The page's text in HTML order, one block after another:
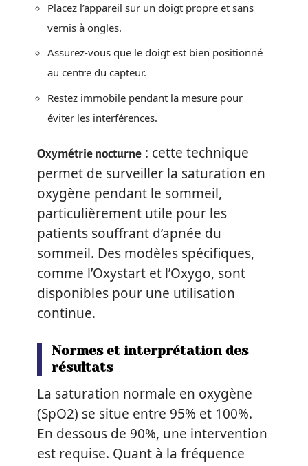
Placez l’appareil sur un doigt propre et sans
vernis à ongles.
Assurez-vous que le doigt est bien positionné
au centre du capteur.
Restez immobile pendant la mesure pour
éviter les interférences.
Oxymétrie nocturne : cette technique
permet de surveiller la saturation en
oxygène pendant le sommeil,
particulièrement utile pour les
patients souffrant d’apnée du
sommeil. Des modèles spécifiques,
comme l’Oxystart et l’Oxygo, sont
disponibles pour une utilisation
continue.
Normes et interprétation des
résultats
La saturation normale en oxygène
(SpO2) se situe entre 95% et 100%.
En dessous de 90%, une intervention
est requise. Quant à la fréquence